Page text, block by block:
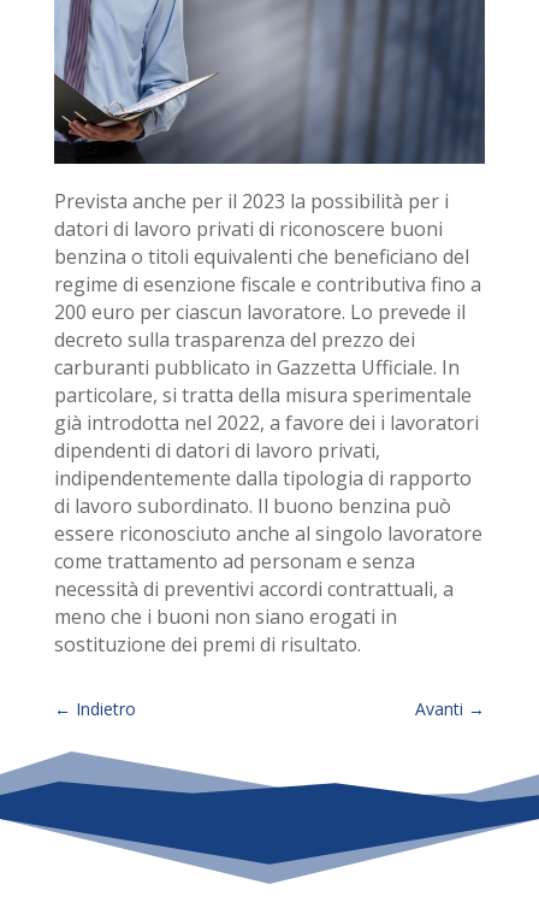
Prevista anche per il 2023 la possibilità per i
datori di lavoro privati di riconoscere buoni
benzina o titoli equivalenti che beneficiano del
regime di esenzione fiscale e contributiva fino a
200 euro per ciascun lavoratore. Lo prevede il
decreto sulla trasparenza del prezzo dei
carburanti pubblicato in Gazzetta Ufficiale. In
particolare, si tratta della misura sperimentale
già introdotta nel 2022, a favore dei i lavoratori
dipendenti di datori di lavoro privati,
indipendentemente dalla tipologia di rapporto
di lavoro subordinato. Il buono benzina può
essere riconosciuto anche al singolo lavoratore
come trattamento ad personam e senza
necessità di preventivi accordi contrattuali, a
meno che i buoni non siano erogati in
sostituzione dei premi di risultato.
← Indietro Avanti →